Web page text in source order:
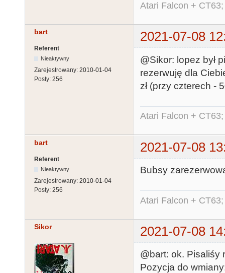
Atari Falcon +
bart 2021-07-08
Referent
Nieaktywny
Zarejestrowany: 2010-01-04
Posty: 256
@Sikor: lopez był
rezerwuję dla
zł (przy czterech -
Atari Falcon +
bart 2021-07-08
Referent
Nieaktywny
Zarejestrowany: 2010-01-04
Posty: 256
Bubsy
Atari Falcon +
Sikor 2021-07-08
@bart: ok. Pisaliśy
Pozycja do